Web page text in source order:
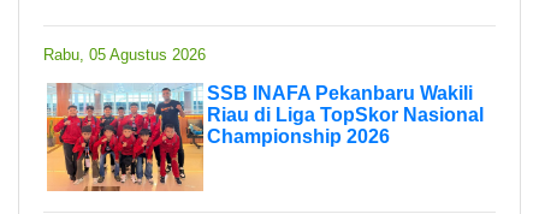
Rabu, 05 Agustus 2026
SSB INAFA Pekanbaru Wakili
Riau di Liga TopSkor Nasional
Championship 2026